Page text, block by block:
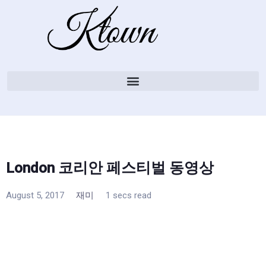
London 코리안 페스티벌 동영상
August 5, 2017 재미 1 secs read